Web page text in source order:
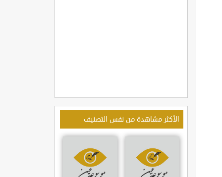
الأكثر مشاهدة من نفس التصنيف